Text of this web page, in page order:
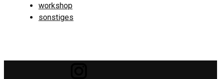
workshop
sonstiges